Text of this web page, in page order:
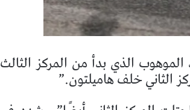
الذي بدأ من المركز الثالث
الثاني خلف هاميلتون.”